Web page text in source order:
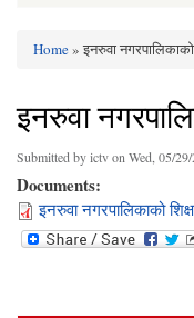
You are here
Home» इनरुवा
इनरुवा
Submitted byictvon Wed, 05/
Documents:
इनरुवा नगरपालिकाको